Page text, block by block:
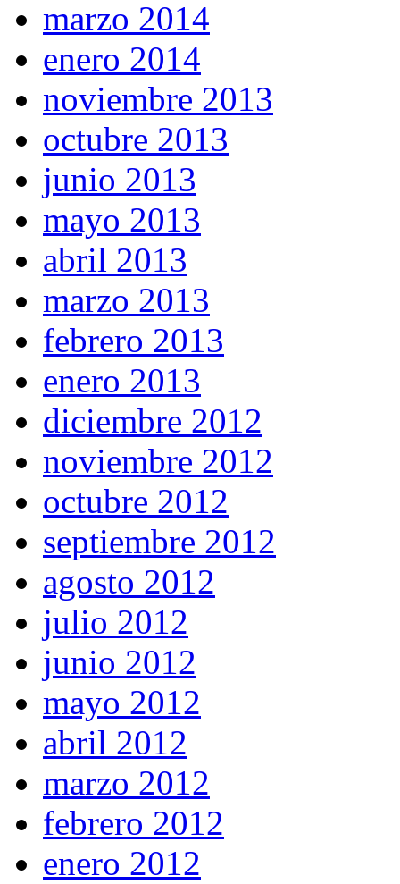
marzo 2014
enero 2014
noviembre 2013
octubre 2013
junio 2013
mayo 2013
abril 2013
marzo 2013
febrero 2013
enero 2013
diciembre 2012
noviembre 2012
octubre 2012
septiembre 2012
agosto 2012
julio 2012
junio 2012
mayo 2012
abril 2012
marzo 2012
febrero 2012
enero 2012